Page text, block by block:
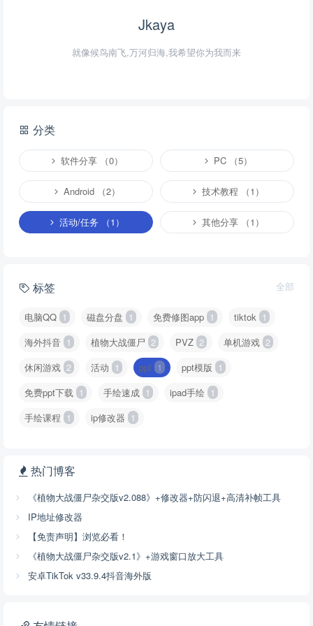
Jkaya
就像候鸟南飞,万河归海,我希望你为我而来
分类
软件分享 （0） PC （5）
Android （2） 技术教程 （1）
活动/任务 （1） 其他分享 （1）
标签 全部
电脑QQ 1 磁盘分盘 1 免费修图app 1 tiktok 1
海外抖音 1 植物大战僵尸 2 PVZ 2 单机游戏 2
休闲游戏 2 活动 1 ppt 1 ppt模版 1
免费ppt下载 1 手绘速成 1 ipad手绘 1
手绘课程 1 ip修改器 1
热门博客
《植物大战僵尸杂交版v2.088》+修改器+防闪退+高清补帧工具
IP地址修改器
【免责声明】浏览必看！
《植物大战僵尸杂交版v2.1》+游戏窗口放大工具
安卓TikTok v33.9.4抖音海外版